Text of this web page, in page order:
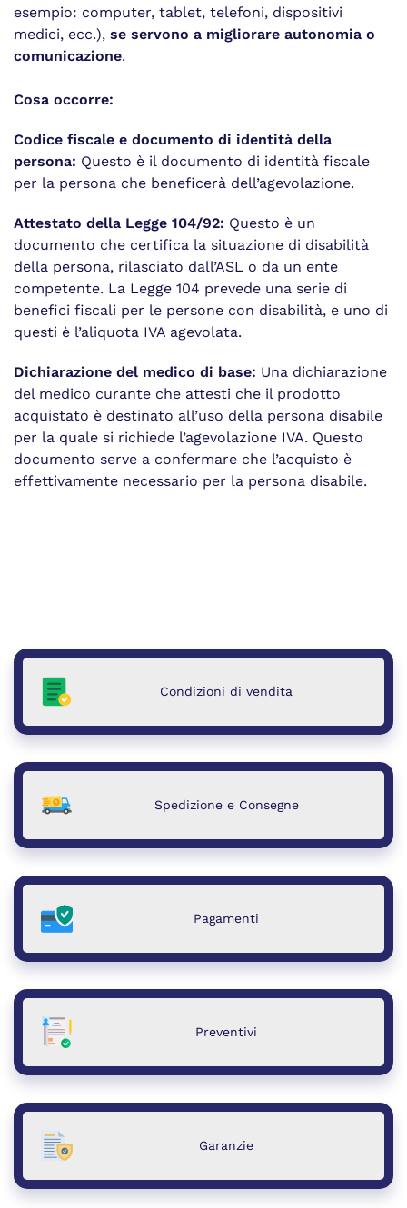
esempio: computer, tablet, telefoni, dispositivi
medici, ecc.), se servono a migliorare autonomia o
comunicazione.
Cosa occorre:
Codice fiscale e documento di identità della
persona: Questo è il documento di identità fiscale
per la persona che beneficerà dell’agevolazione.
Attestato della Legge 104/92: Questo è un
documento che certifica la situazione di disabilità
della persona, rilasciato dall’ASL o da un ente
competente. La Legge 104 prevede una serie di
benefici fiscali per le persone con disabilità, e uno di
questi è l’aliquota IVA agevolata.
Dichiarazione del medico di base: Una dichiarazione
del medico curante che attesti che il prodotto
acquistato è destinato all’uso della persona disabile
per la quale si richiede l’agevolazione IVA. Questo
documento serve a confermare che l’acquisto è
effettivamente necessario per la persona disabile.
Condizioni di vendita
Spedizione e Consegne
Pagamenti
Preventivi
Garanzie